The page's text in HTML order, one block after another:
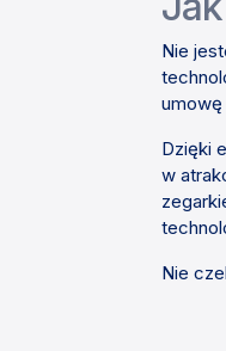
Nie
Dzięki
w
Nie